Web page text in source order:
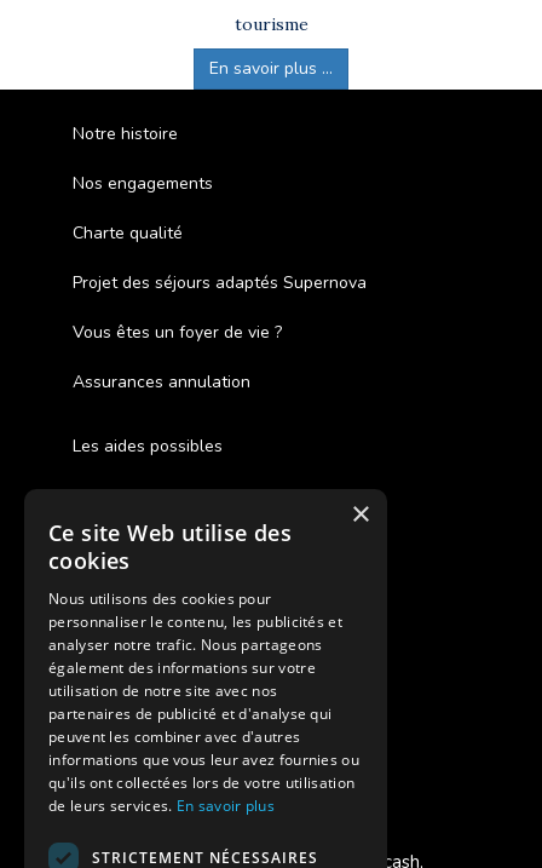
tourisme
En savoir plus ...
Notre histoire
Nos engagements
Charte qualité
Projet des séjours adaptés Supernova
Vous êtes un foyer de vie ?
Assurances annulation
Les aides possibles
Cash Back
Pour les fratries
Facebook Supernova
Instagram Supernova
Colonie de vacances SUPERNOVA
Modes de règlement acceptés
Chèque, Virement, Espèces, Mandats cash,
×
Ce site Web utilise des
cookies
Nous utilisons des cookies pour
personnaliser le contenu, les publicités et
analyser notre trafic. Nous partageons
également des informations sur votre
utilisation de notre site avec nos
partenaires de publicité et d'analyse qui
peuvent les combiner avec d'autres
informations que vous leur avez fournies ou
qu'ils ont collectées lors de votre utilisation
de leurs services. En savoir plus
STRICTEMENT NÉCESSAIRES